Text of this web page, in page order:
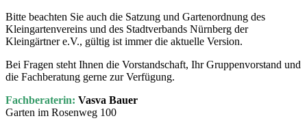
Bitte beachten Sie auch die Satzung und Gartenordnung des
Kleingartenvereins und des Stadtverbands Nürnberg der
Kleingärtner e.V., gültig ist immer die aktuelle Version.
Bei Fragen steht Ihnen die Vorstandschaft, Ihr Gruppenvorstand und
die Fachberatung gerne zur Verfügung.
Fachberaterin: Vasva Bauer
Garten im Rosenweg 100